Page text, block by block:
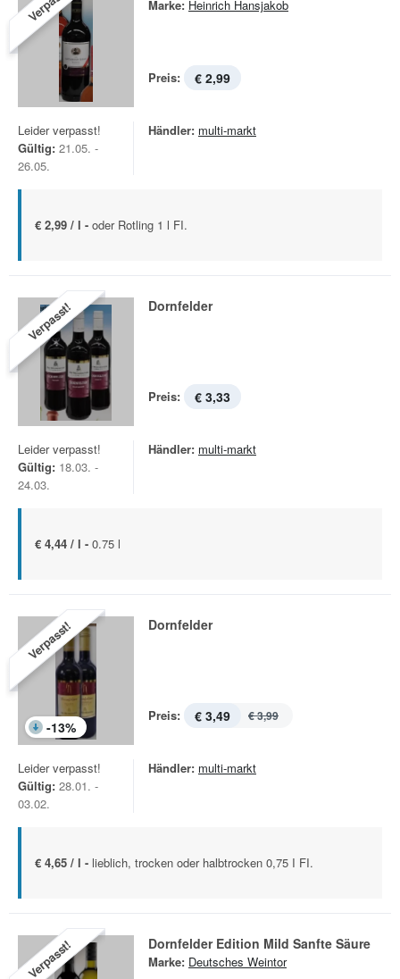
Marke: Heinrich Hansjakob
Preis: € 2,99
Leider verpasst!
Gültig: 21.05. -
26.05.
Händler: multi-markt
€ 2,99 / l - oder Rotling 1 l FI.
Verpasst! Dornfelder
Preis: € 3,33
Leider verpasst!
Gültig: 18.03. -
24.03.
Händler: multi-markt
€ 4,44 / l - 0.75 l
Verpasst!
-13%
Dornfelder
Preis: € 3,49 € 3,99
Leider verpasst!
Gültig: 28.01. -
03.02.
Händler: multi-markt
€ 4,65 / l - lieblich, trocken oder halbtrocken 0,75 I FI.
Verpasst! Dornfelder Edition Mild Sanfte Säure
Marke: Deutsches Weintor